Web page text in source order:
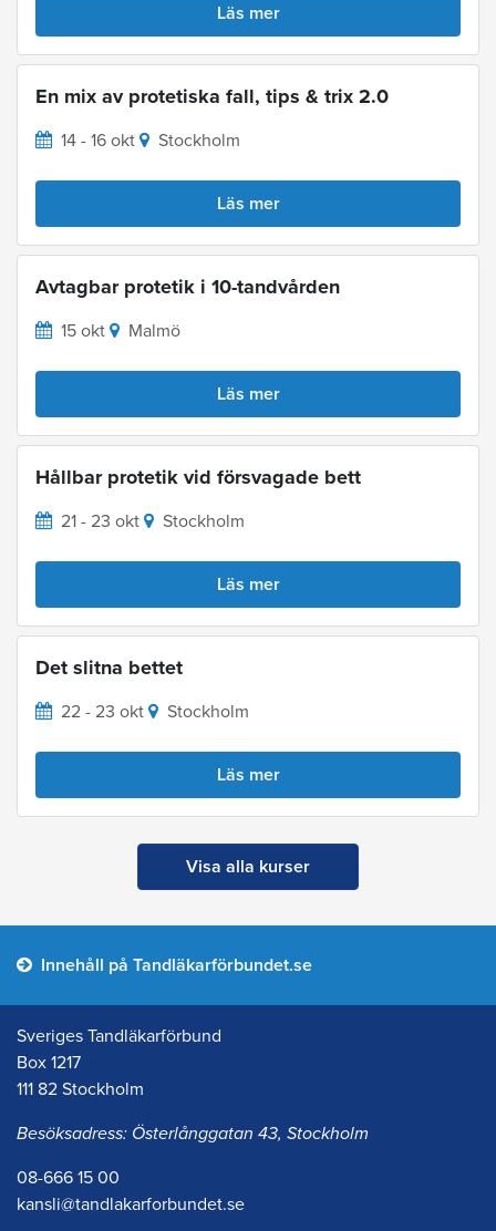
Läs mer
En mix av protetiska fall, tips & trix 2.0
14 - 16 okt Stockholm
Läs mer
Avtagbar protetik i 10-tandvården
15 okt Malmö
Läs mer
Hållbar protetik vid försvagade bett
21 - 23 okt Stockholm
Läs mer
Det slitna bettet
22 - 23 okt Stockholm
Läs mer
Visa alla kurser
Innehåll på Tandläkarförbundet.se
Sveriges Tandläkarförbund
Box 1217
111 82 Stockholm
Besöksadress: Österlånggatan 43, Stockholm
08-666 15 00
kansli@tandlakarforbundet.se